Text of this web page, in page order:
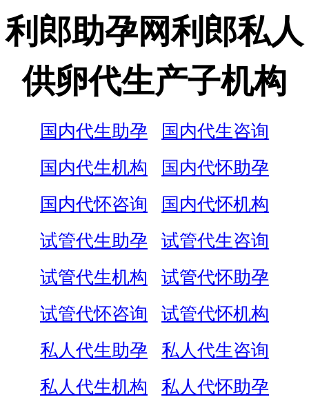
利郎助孕网利郎私人
供卵代生产子机构
国内代生助孕
国内代生咨询
国内代生机构
国内代怀助孕
国内代怀咨询
国内代怀机构
试管代生助孕
试管代生咨询
试管代生机构
试管代怀助孕
试管代怀咨询
试管代怀机构
私人代生助孕
私人代生咨询
私人代生机构
私人代怀助孕